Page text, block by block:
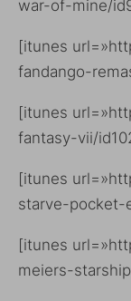
war-of-mine/
[itunes
fandango-
[itunes
fantasy-vii/
[itunes
starve-pocket-
[itunes
meiers-